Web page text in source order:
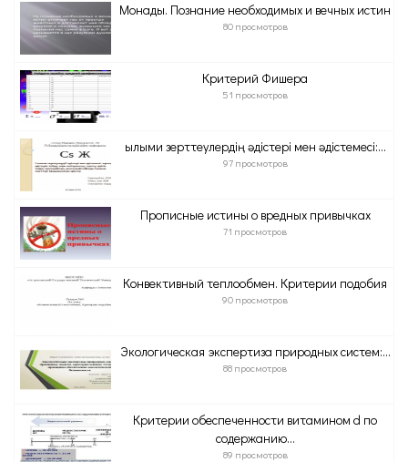
Монады. Познание необходимых и вечных истин
80 просмотров
Критерий Фишера
51 просмотров
Ғылыми зерттеулердің әдістері мен әдістемесі:...
97 просмотров
Прописные истины о вредных привычках
71 просмотров
Конвективный теплообмен. Критерии подобия
90 просмотров
Экологическая экспертиза природных систем:...
88 просмотров
Критерии обеспеченности витамином d по
содержанию...
89 просмотров